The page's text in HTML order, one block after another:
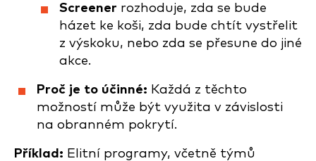
Screener rozhoduje, zda se bude
házet ke koši, zda bude chtít vystřelit
z výskoku, nebo zda se přesune do jiné
akce.
Proč je to účinné: Každá z těchto
možností může být využita v závislosti
na obranném pokrytí.
Příklad: Elitní programy, včetně týmů